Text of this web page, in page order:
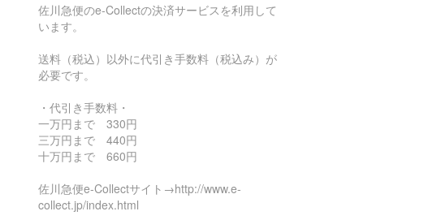
佐川急便のe-Collectの決済サービスを利用して
います。
送料（税込）以外に代引き手数料（税込み）が
必要です。
・代引き手数料・
一万円まで 330円
三万円まで 440円
十万円まで 660円
佐川急便e-Collectサイト→http://www.e-
collect.jp/index.html